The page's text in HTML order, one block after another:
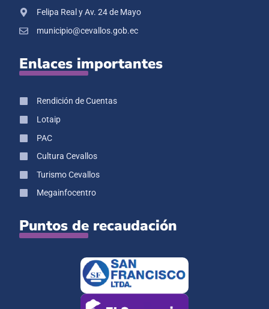
Felipa Real y Av. 24 de Mayo
municipio@cevallos.gob.ec
Enlaces importantes
Rendición de Cuentas
Lotaip
PAC
Cultura Cevallos
Turismo Cevallos
Megainfocentro
Puntos de recaudación